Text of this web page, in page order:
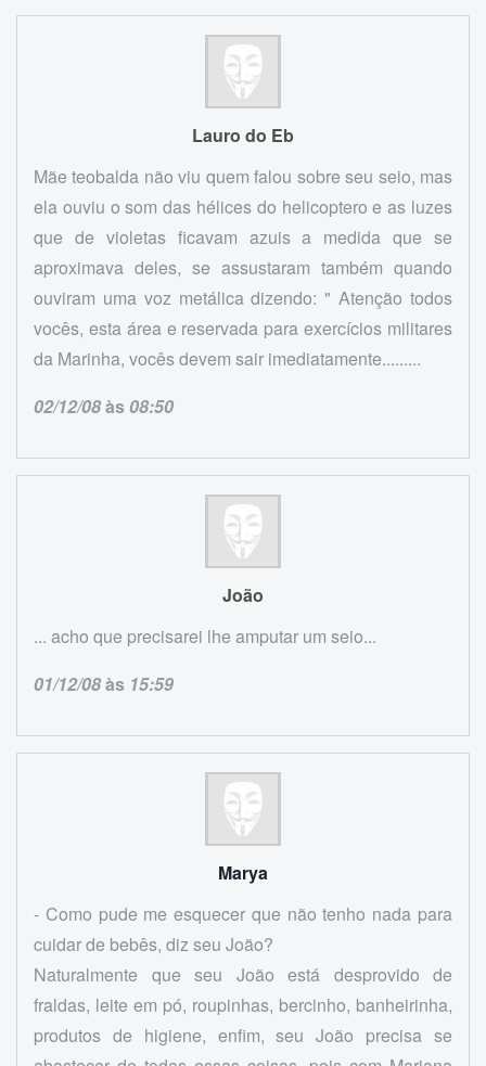
Lauro do Eb
Mãe teobalda não viu quem falou sobre seu seio, mas
ela ouviu o som das hélices do helicoptero e as luzes
que de violetas ficavam azuis a medida que se
aproximava deles, se assustaram também quando
ouviram uma voz metálica dizendo: " Atenção todos
vocês, esta área e reservada para exercícios militares
da Marinha, vocês devem sair imediatamente.........
02/12/08às08:50
João
... acho que precisarei lhe amputar um seio...
01/12/08às 15:59
Marya
- Como pude me esquecer que não tenho nada para
cuidar de bebês, diz seu João?
Naturalmente que seu João está desprovido de
fraldas, leite em pó, roupinhas, bercinho, banheirinha,
produtos de higiene, enfim, seu João precisa se